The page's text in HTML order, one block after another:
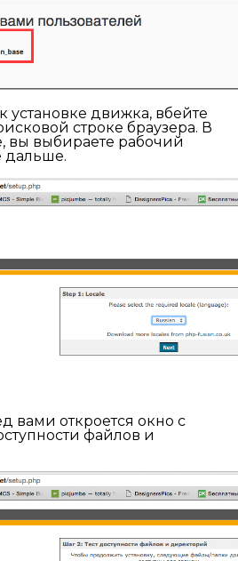
установке движка, вбейте
строке браузера. В
вы выбираете рабочий
дальше.
вами откроется окно с
файлов и